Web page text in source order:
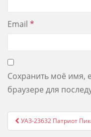
Email *
Сохранить моё имя,
браузере для
Post
navigation
УАЗ-23632 Патриот